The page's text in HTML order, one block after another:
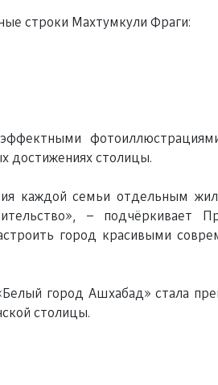
строки Махтумкули Фраги:
достижениях столицы.
каждой семьи отдельным
– подчёркивает
город красивыми
город Ашхабад» стала
столицы.